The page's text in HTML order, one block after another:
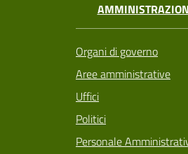
Organi di governo
Aree amministrative
Uffici
Politici
Personale